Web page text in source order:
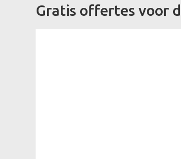
Gratis offertes voor